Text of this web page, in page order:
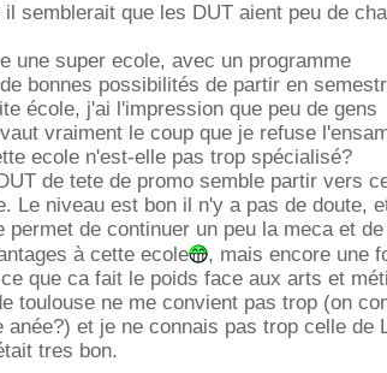
semblerait que les DUT aient peu de
une super ecole, avec un programme
bonnes possibilités de partir en
école, j'ai l'impression que peu de gens
vraiment le coup que je refuse
ecole n'est-elle pas trop spécialisé?
de tete de promo semble partir vers
Le niveau est bon il n'y a pas de doute,
de continuer un peu la meca et
à cette ecole
, mais encore une
que ca fait le poids face aux arts et
toulouse ne me convient pas trop (on
et je ne connais pas trop celle de
tres bon.